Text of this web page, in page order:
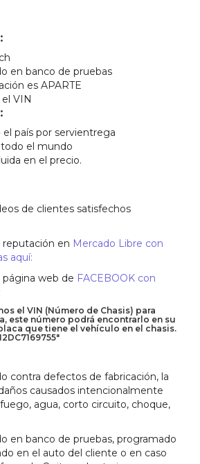
en banco de pruebas
es APARTE
VIN
país por servientrega
el mundo
en el precio.
de clientes satisfechos
reputación en Mercado Libre con
aquí:
web de FACEBOOK con
el VIN (Número de Chasis) para
este número podrá encontrarlo en su
que tiene el vehículo en el chasis.
contra defectos de fabricación, la
causados intencionalmente
agua, corto circuito, choque,
en banco de pruebas, programado
en el auto del cliente o en caso